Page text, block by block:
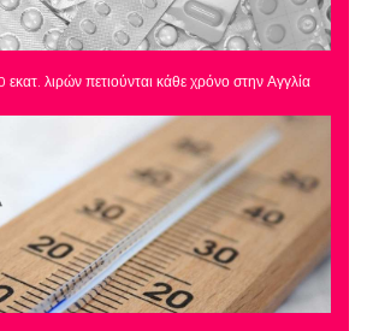
λιρών πετιούνται κάθε χρόνο στην Αγγλία